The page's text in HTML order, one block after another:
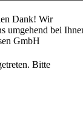
Dank! Wir
umgehend bei
GmbH
Bitte